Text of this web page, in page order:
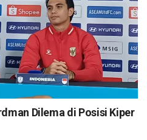
Dilema di Posisi Kiper